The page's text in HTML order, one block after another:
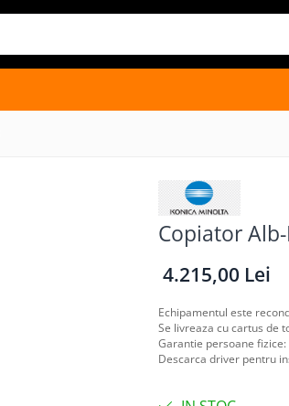
Copiator
4.215,00 Lei
Echipamentul este
Se livreaza cu cartus de
Garantie persoane
Descarca driver pentru